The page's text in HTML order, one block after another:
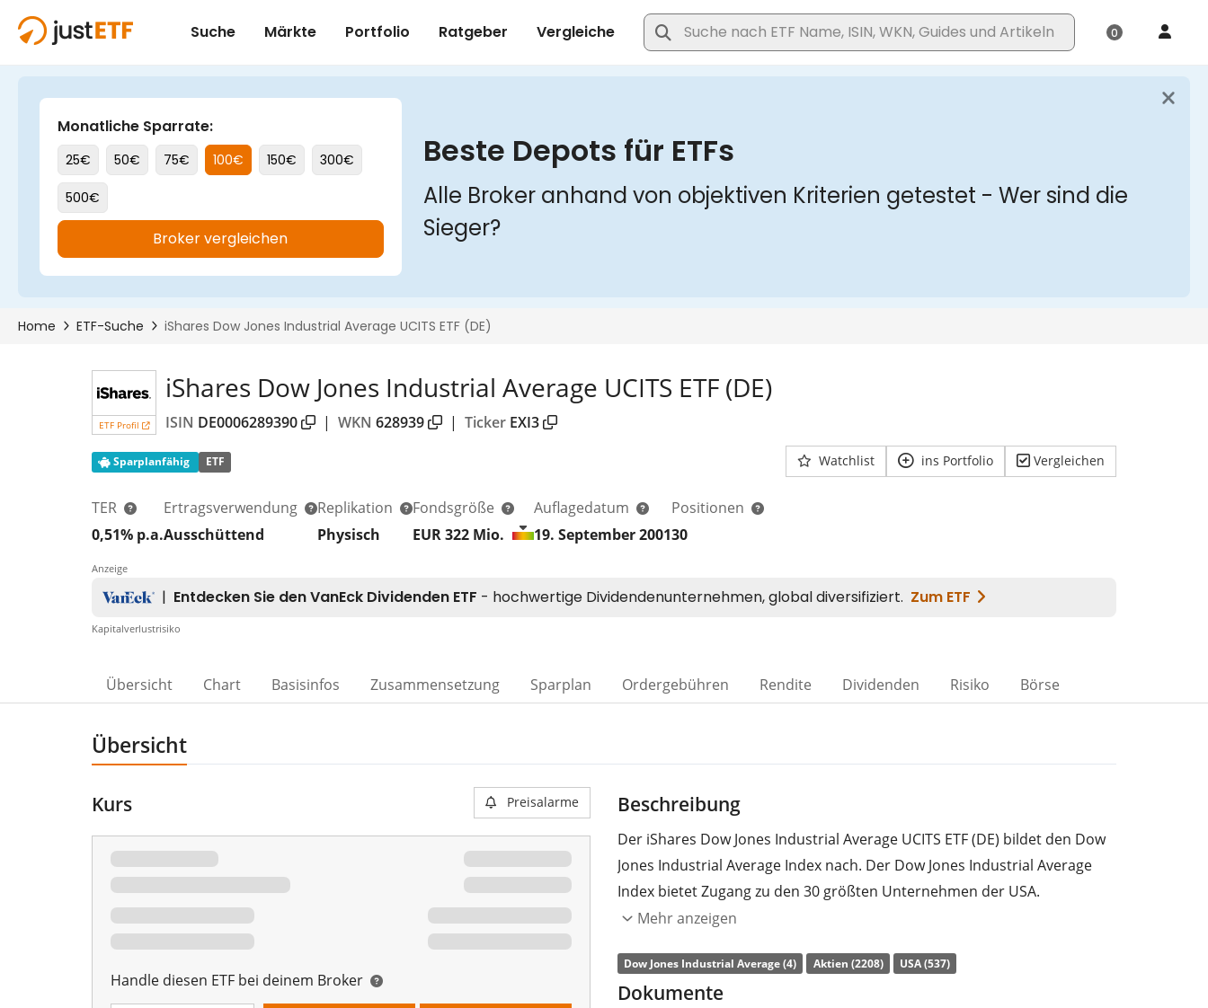
ETF Profil
iShares Dow Jones Industrial Average UCITS ETF (DE)
ISIN DE0006289390 | WKN 628939 | Ticker EXI3
Sparplanfähig ETF Watchlist ins Portfolio Vergleichen
TER
0,51% p.a.
Ertragsverwendung
Ausschüttend
Replikation
Physisch
Fondsgröße
EUR 322 Mio.
Auflagedatum
19. September 2001
Positionen
30
Anzeige
Kapitalverlustrisiko
Übersicht Chart Basisinfos Zusammensetzung Sparplan Ordergebühren Rendite Dividenden Risiko Börse
Übersicht
Kurs Preisalarme
Handle diesen ETF bei deinem Broker
Beschreibung
Der iShares Dow Jones Industrial Average UCITS ETF (DE) bildet den Dow
Jones Industrial Average Index nach. Der Dow Jones Industrial Average
Index bietet Zugang zu den 30 größten Unternehmen der USA.
(Gesamtkostenquote) des ETF liegt bei
die Wertentwicklung des Index durchvollständige Replikation
aller Indexbestandteile) nach. Die Dividendenerträge im ETF werden an
Mehr anzeigen
Dow Jones Industrial Average (4) Aktien (2208) USA (537)
Dokumente